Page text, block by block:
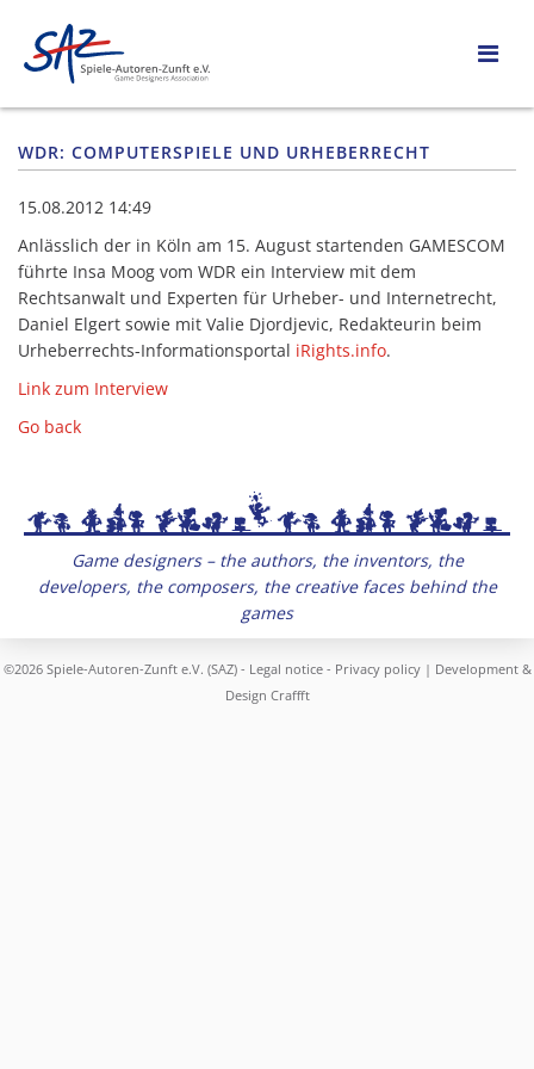
WDR: COMPUTERSPIELE UND URHEBERRECHT
15.08.2012 14:49
Anlässlich der in Köln am 15. August startenden GAMESCOM
führte Insa Moog vom WDR ein Interview mit dem
Rechtsanwalt und Experten für Urheber- und Internetrecht,
Daniel Elgert sowie mit Valie Djordjevic, Redakteurin beim
Urheberrechts-Informationsportal iRights.info.
Link zum Interview
Go back
Game designers – the authors, the inventors, the
developers, the composers, the creative faces behind the
games
©2026 Spiele-Autoren-Zunft e.V. (SAZ) - Legal notice- Privacy policy| Development &
Design Craffft